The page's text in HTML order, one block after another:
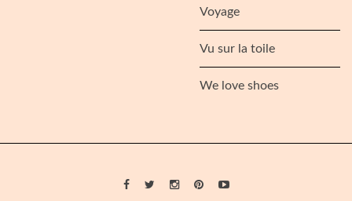
Voyage
Vu sur la toile
We love shoes